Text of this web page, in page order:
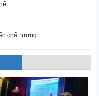
chất lượng